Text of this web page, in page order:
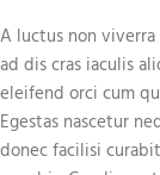
A luctus non
ad dis cras iaculis
eleifend orci cum
Egestas nascetur
donec facilisi